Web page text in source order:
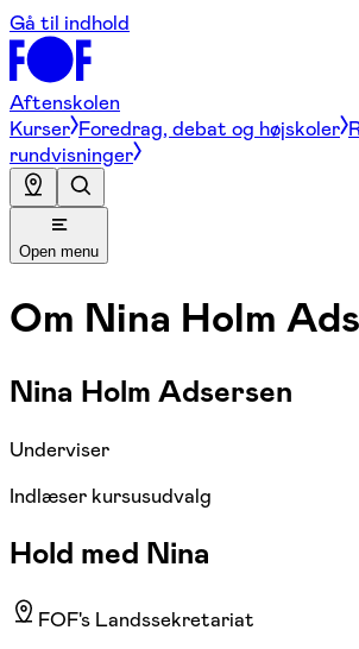
Gå til indhold
Aftenskolen
Kurser Foredrag, debat og højskoler
rundvisninger
Open menu
Om Nina Holm
Nina Holm Adsersen
Underviser
Indlæser kursusudvalg
Hold med Nina
FOF's Landssekretariat